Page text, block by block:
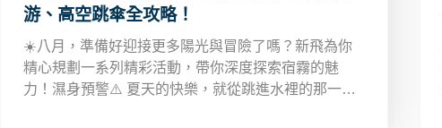
游、高空跳傘全攻略！
☀️八月，準備好迎接更多陽光與冒險了嗎？新飛為你
精心規劃一系列精彩活動，帶你深度探索宿霧的魅
力！濕身預警⚠️ 夏天的快樂，就從跳進水裡的那一刻